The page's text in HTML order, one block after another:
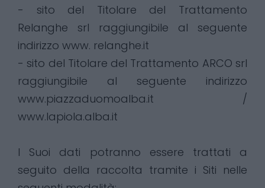
- sito del Titolare del Trattamento
Relanghe srl raggiungibile al seguente
indirizzo www. relanghe.it
- sito del Titolare del Trattamento ARCO srl
raggiungibile al seguente indirizzo
www.piazzaduomoalba.it /
www.lapiola.alba.it
I Suoi dati potranno essere trattati a
seguito della raccolta tramite i Siti nelle